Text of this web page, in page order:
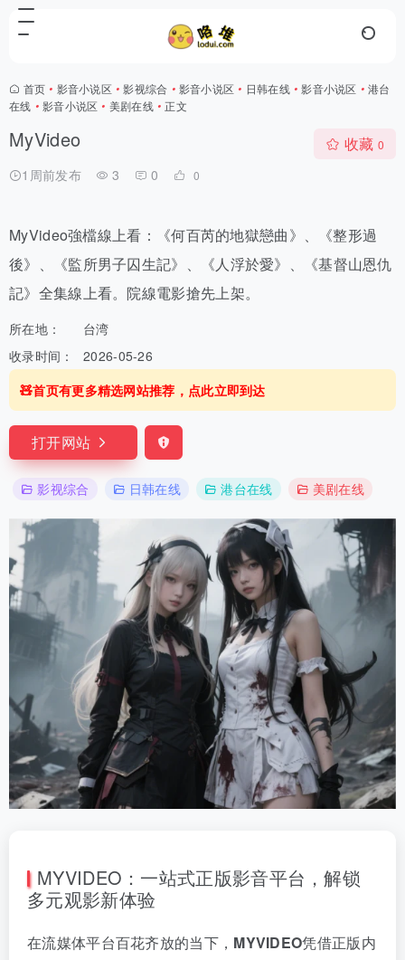
首页 • 影音小说区 • 影视综合 • 影音小说区 • 日韩在线 • 影音小说区 • 港台
在线 • 影音小说区 • 美剧在线 • 正文
MyVideo
1周前发布 3 0 0
收藏 0
MyVideo強檔線上看：《何百芮的地獄戀曲》、《整形過
後》、《監所男子囚生記》、《人浮於愛》、《基督山恩仇
記》全集線上看。院線電影搶先上架。
所在地：
台湾
收录时间：
2026-05-26
🧸首页有更多精选网站推荐，点此立即到达
打开网站
影视综合 日韩在线 港台在线 美剧在线
MYVIDEO：一站式正版影音平台，解锁
多元观影新体验
在流媒体平台百花齐放的当下， MYVIDEO凭借正版内